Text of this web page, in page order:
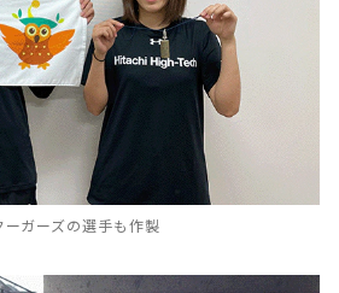
ガーズの選手も作製